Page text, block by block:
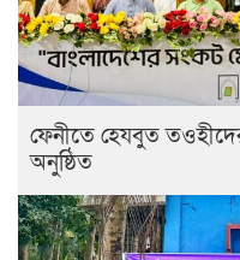
ফেনীতে হেযবুত
অনুষ্ঠিত